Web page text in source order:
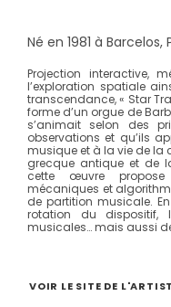
Né en 1981 à
Projection interactive,
l’exploration spatiale
transcendance, « Star
forme d’un orgue de
s’animait selon des
observations et qu’ils
musique et à la vie de la
grecque antique et de
cette œuvre
mécaniques et
de partition musicale.
rotation du dispositif,
musicales… mais aussi
VOIR LE SITE DE